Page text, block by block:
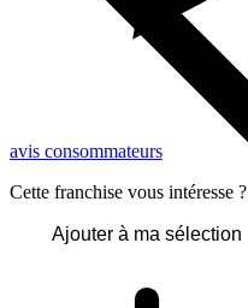
avis consommateurs
Cette franchise vous intéresse ?
Ajouter à ma sélection